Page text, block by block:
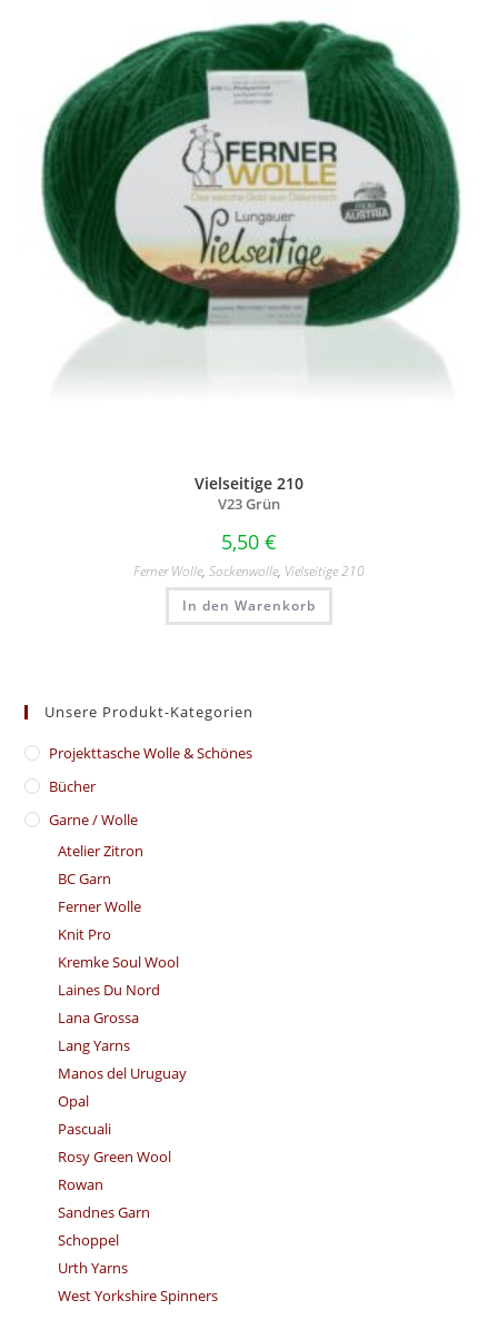
Vielseitige 210
V23 Grün
5,50 €
Ferner Wolle, Sockenwolle, Vielseitige 210
In den Warenkorb
Unsere Produkt-Kategorien
​Projekttasche Wolle & Schönes
Bücher
Garne / Wolle
Atelier Zitron
BC Garn
Ferner Wolle
Knit Pro
Kremke Soul Wool
Laines Du Nord
Lana Grossa
Lang Yarns
Manos del Uruguay
Opal
Pascuali
Rosy Green Wool
Rowan
Sandnes Garn
Schoppel
Urth Yarns
West Yorkshire Spinners